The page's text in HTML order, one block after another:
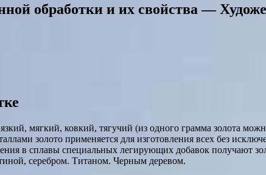
обработки и их свойства —
мягкий, ковкий, тягучий (из одного грамма золота
золото применяется для изготовления всех без
в сплавы специальных легирующих добавок получают
серебром. Титаном. Черным деревом.